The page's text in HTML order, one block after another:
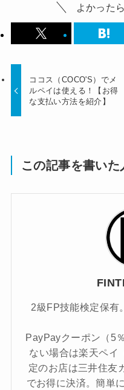
よかった
ココス（COCO'S）でメ
ルペイは使える！【お得
な支払い方法を紹介】
この記事を書いた
2級FP技能検定保有
PayPayクーポン（5
ない場合は楽天ペイ
定のお店は三井住友
でお得に決済。簡単